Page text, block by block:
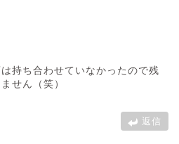
持ち合わせていなかったので残
せん（笑）
返信